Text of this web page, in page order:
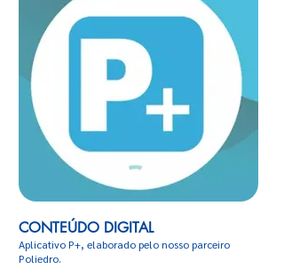
CONTEÚDO DIGITAL
Aplicativo P+, elaborado pelo nosso parceiro
Poliedro.